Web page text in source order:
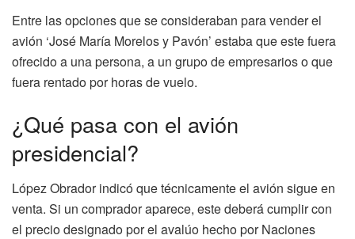
Entre las opciones que se consideraban para vender el
avión ‘José María Morelos y Pavón’ estaba que este fuera
ofrecido a una persona, a un grupo de empresarios o que
fuera rentado por horas de vuelo.
¿Qué pasa con el avión
presidencial?
López Obrador indicó que técnicamente el avión sigue en
venta. Si un comprador aparece, este deberá cumplir con
el precio designado por el avalúo hecho por Naciones